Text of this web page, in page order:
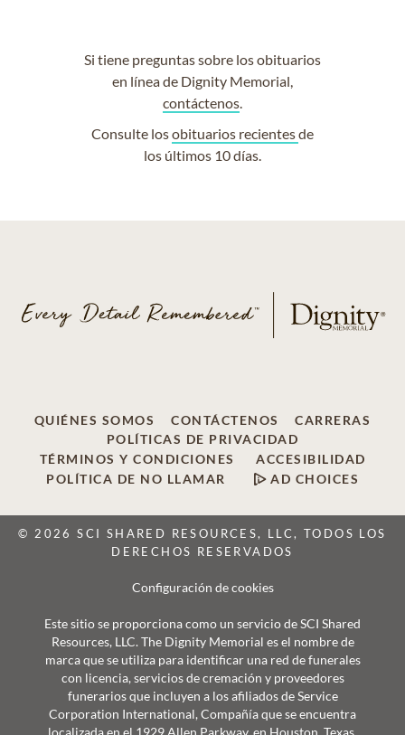
Si tiene preguntas sobre los obituarios
en línea de Dignity Memorial,
contáctenos.
Consulte losobituarios recientesde
los últimos 10 días.
QUIÉNES SOMOS CONTÁCTENOS
CARRERAS
POLÍTICAS DE PRIVACIDAD
TÉRMINOS Y CONDICIONES
ACCESIBILIDAD
POLÍTICA DE NO LLAMAR
AD CHOICES
© 2026 SCI SHARED RESOURCES, LLC, TODOS LOS
DERECHOS RESERVADOS
Configuración de cookies
Este sitio se proporciona como un servicio de SCI Shared
Resources, LLC. The Dignity Memorial es el nombre de
marca que se utiliza para identificar una red de funerales
con licencia, servicios de cremación y proveedores
funerarios que incluyen a los afiliados de Service
Corporation International, Compañía que se encuentra
localizada en el 1929 Allen Parkway, en Houston, Texas.